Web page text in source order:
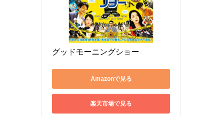
グッドモーニングショー
Amazonで見る
楽天市場で見る